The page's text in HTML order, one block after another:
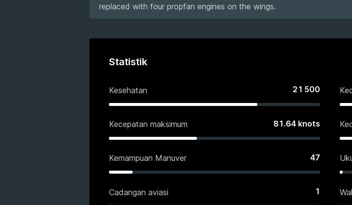
replaced with four propfan engines on the wings.
Statistik
Kesehatan 21 500
Kecepatan maksimum 81.64 knots
Kemampuan Manuver 47
Cadangan aviasi 1